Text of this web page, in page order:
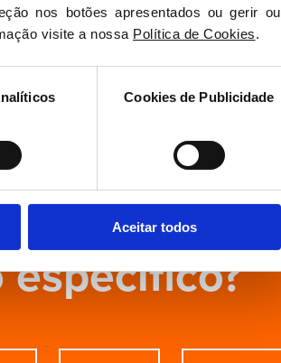
nos botões apresentados ou gerir ou
visite a nossa Política de Cookies.
Cookies de Publicidade
Aceitar todos